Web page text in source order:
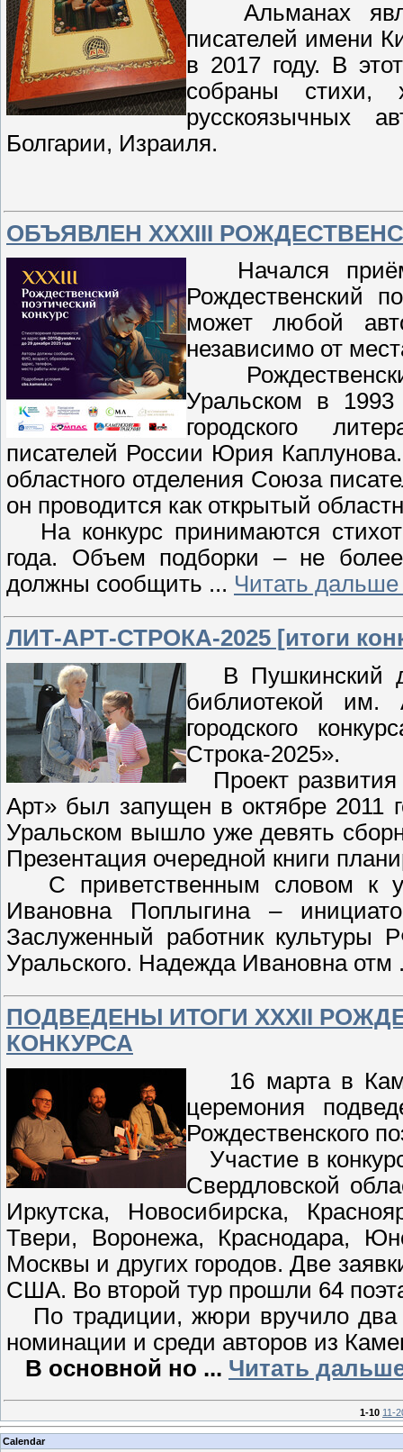
Альманах
писателей имени
в 2017 году. В
собраны стихи,
русскоязычных
Болгарии, Израиля.
ОБЪЯВЛЕН XXXIII
Начался приём
Рождественский
может любой
независимо от
Уральском в 1993
городского
писателей России Юрия
областного отделения Союза
он проводится как открытый
На конкурс принимаются
года. Объем подборки – не
должны сообщить ... Читать дальше
ЛИТ-АРТ-СТРОКА-2025 [итоги
В Пушкинский
библиотекой
городского
Строка-2025».
Проект развития
Арт» был запущен в октябре 2011
Уральском вышло уже девять
Презентация очередной книги
С приветственным словом к
Ивановна Поплыгина –
Заслуженный работник культуры
Уральского. Надежда Ивановна отм
ПОДВЕДЕНЫ ИТОГИ ХХХII
КОНКУРСА
16 марта в
церемония
Рождественского
Участие в
Свердловской
Иркутска, Новосибирска,
Твери, Воронежа, Краснодара,
Москвы и других городов. Две
США. Во второй тур прошли 64
По традиции, жюри вручило два
номинации и среди авторов из
В основной но ... Читать
1-10 11-
Calendar